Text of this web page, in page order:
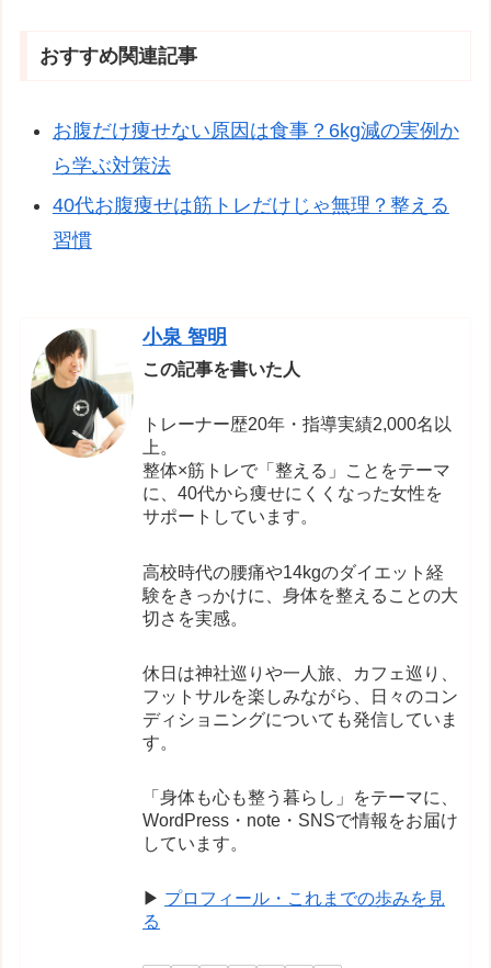
おすすめ関連記事
お腹だけ痩せない原因は食事？6kg減の実例か
ら学ぶ対策法
40代お腹痩せは筋トレだけじゃ無理？整える
習慣
小泉 智明
この記事を書いた人
トレーナー歴20年・指導実績2,000名以
上。
整体×筋トレで「整える」ことをテーマ
に、40代から痩せにくくなった女性を
サポートしています。
高校時代の腰痛や14kgのダイエット経
験をきっかけに、身体を整えることの大
切さを実感。
休日は神社巡りや一人旅、カフェ巡り、
フットサルを楽しみながら、日々のコン
ディショニングについても発信していま
す。
「身体も心も整う暮らし」をテーマに、
WordPress・note・SNSで情報をお届け
しています。
▶ プロフィール・これまでの歩みを見
る